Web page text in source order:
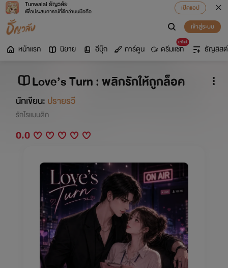
Tunwalai ธัญวลัย
เพื่อประสบการณ์ที่ดีกว่าบนมือถือ
เปิดแอป
เข้าสู่ระบบ
หน้าแรก นิยาย อีบุ๊ก การ์ตูน
มาใหม่
ดรีมแชท ธัญลิสต์
Love’s Turn : พลิกรักให้ถูกล็อค
นักเขียน: ปรายรวี
รักโรแมนติก
0.0